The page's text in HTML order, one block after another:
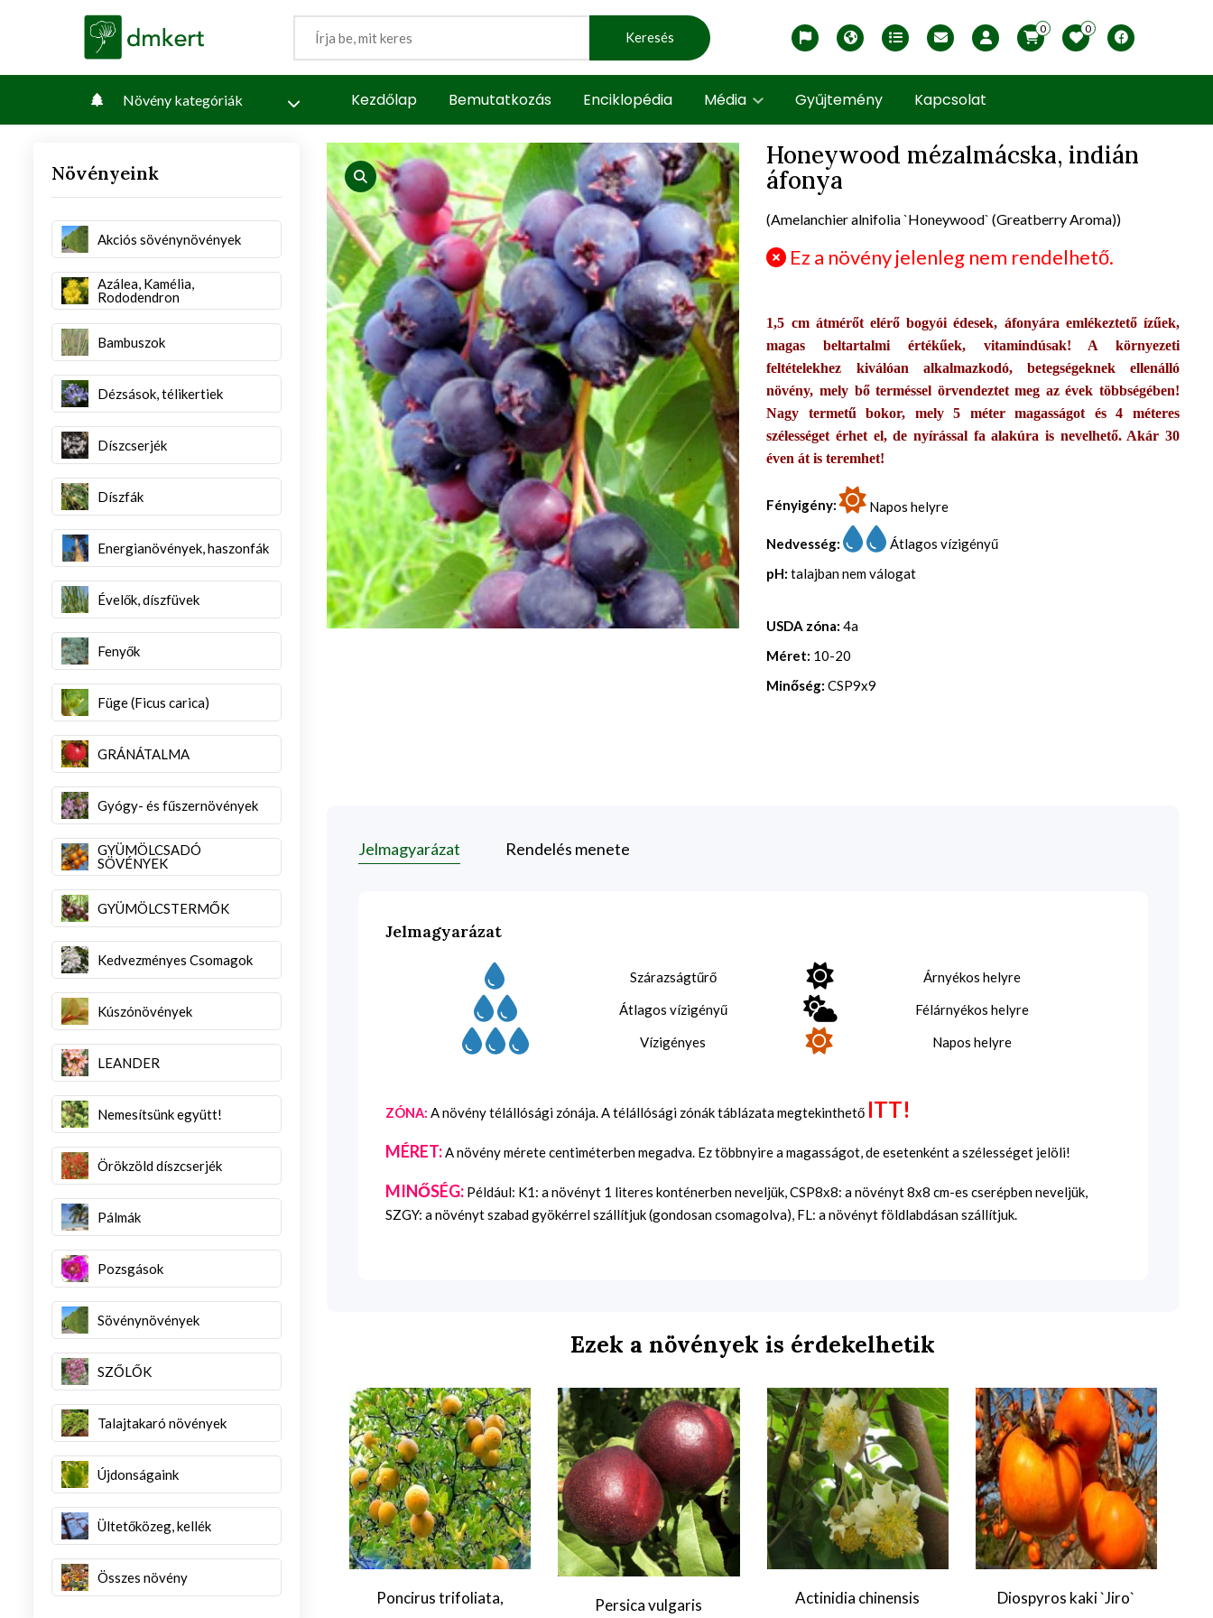
Keresés
English versionTélállósági zónák
Nyomtatható ABC árjegyzék
Profilom
0 0
Facebook
Növény kategóriák Kezdőlap Bemutatkozás Enciklopédia Média Gyűjtemény Kapcsolat
Növényeink
Akciós sövénynövények
Azálea, Kamélia,
Rododendron
Bambuszok
Dézsások, télikertiek
Díszcserjék
Díszfák
Energianövények, haszonfák
Évelők, díszfüvek
Fenyők
Füge (Ficus carica)
GRÁNÁTALMA
Gyógy- és fűszernövények
GYÜMÖLCSADÓ
SÖVÉNYEK
GYÜMÖLCSTERMŐK
Kedvezményes Csomagok
Kúszónövények
LEANDER
Nemesítsünk együtt!
Örökzöld díszcserjék
Pálmák
Pozsgások
Sövénynövények
SZŐLŐK
Talajtakaró növények
Újdonságaink
Ültetőközeg, kellék
Összes növény
product view product view
Honeywood mézalmácska, indián
áfonya
(Amelanchier alnifolia `Honeywood` (Greatberry Aroma))
Ez a növény jelenleg nem rendelhető.
1,5 cm átmérőt elérő bogyói édesek, áfonyára emlékeztető ízűek,
magas beltartalmi értékűek, vitamindúsak! A környezeti
feltételekhez kiválóan alkalmazkodó, betegségeknek ellenálló
növény, mely bő terméssel örvendeztet meg az évek többségében!
Nagy termetű bokor, mely 5 méter magasságot és 4 méteres
szélességet érhet el, de nyírással fa alakúra is nevelhető. Akár 30
éven át is teremhet!
Fényigény: Napos helyre
Nedvesség:
Átlagos vízigényű
pH: talajban nem válogat
USDA zóna: 4a
Méret: 10-20
Minőség: CSP9x9
Jelmagyarázat Rendelés menete
Jelmagyarázat
Szárazságtűrő
Árnyékos helyre
Átlagos vízigényű
Félárnyékos helyre
Vízigényes
Napos helyre
ZÓNA:A növény télállósági zónája. A télállósági zónák táblázata megtekinthető ITT!
MÉRET:A növény mérete centiméterben megadva. Ez többnyire a magasságot, de esetenként a szélességet jelöli!
MINŐSÉG: Például: K1: a növényt 1 literes konténerben neveljük, CSP8x8: a növényt 8x8 cm-es cserépben neveljük,
SZGY: a növényt szabad gyökérrel szállítjuk (gondosan csomagolva), FL: a növényt földlabdásan szállítjuk.
Ezek a növények is érdekelhetik
Poncirus trifoliata,
Persica vulgaris
Actinidia chinensis
Diospyros kaki `Jiro`